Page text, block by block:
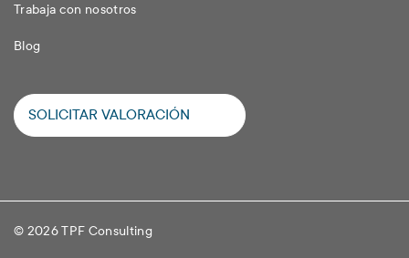
Trabaja con nosotros
Blog
SOLICITAR VALORACIÓN
© 2026 TPF Consulting